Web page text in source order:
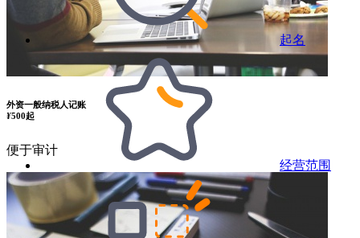
外资一般纳税人记账
¥500起
便于审计
起名
经营范围